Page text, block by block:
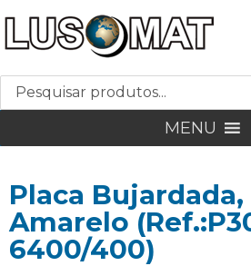
MENU
Placa
Amarelo
6400/400)